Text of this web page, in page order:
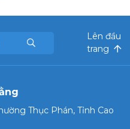
Lên đầu
trang
Thục Phán, Tỉnh Cao